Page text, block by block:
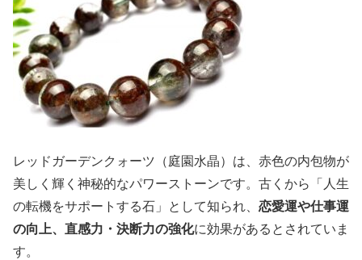
レッドガーデンクォーツ（庭園水晶）は、赤色の内包物が
美しく輝く神秘的なパワーストーンです。古くから「人生
の転機をサポートする石」として知られ、 恋愛運や仕事運
の向上、直感力・決断力の強化に効果があるとされていま
す。